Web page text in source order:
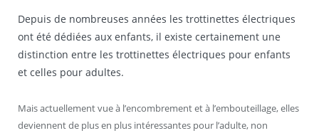
Depuis de nombreuses années les trottinettes électriques
ont été dédiées aux enfants, il existe certainement une
distinction entre les trottinettes électriques pour enfants
et celles pour adultes.
Mais actuellement vue à l’encombrement et à l’embouteillage, elles
deviennent de plus en plus intéressantes pour l’adulte, non